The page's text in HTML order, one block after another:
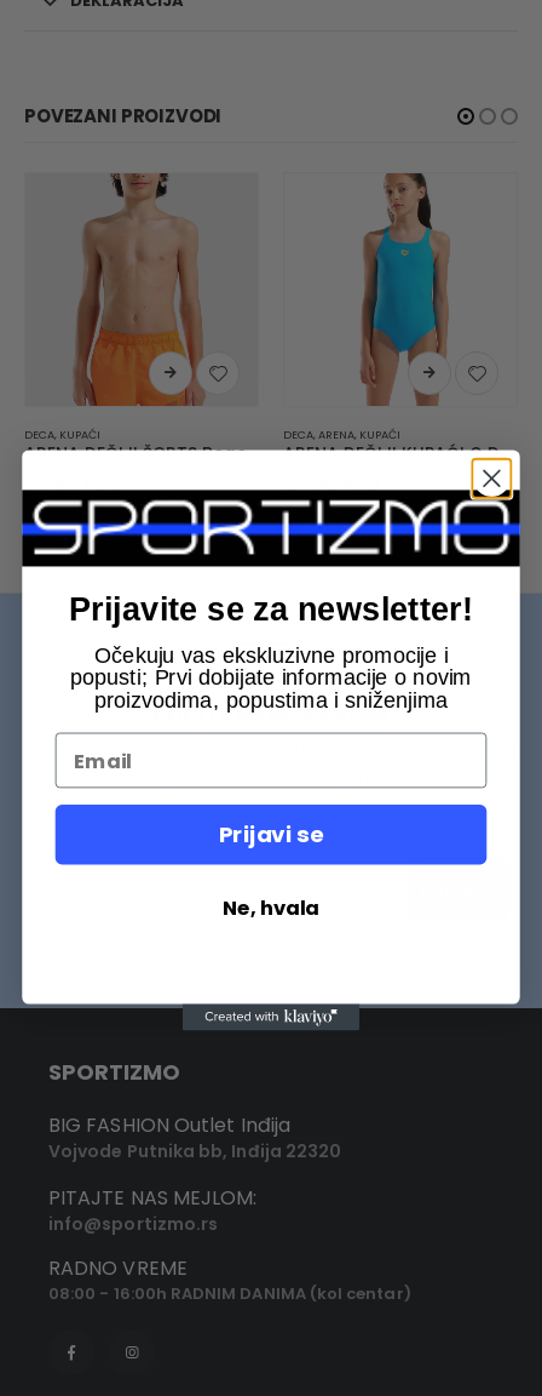
POVEZANI PROIZVODI
DECA, KUPAĆI
ARENA DEČIJI ŠORTS Beach Short Logo R
2.990RSD
10-11 12-13 14-15 6-7 8-9
DECA, ARENA, KUPAĆI
ARENA DEČIJI KUPAĆI G Dynamo Jr One Piece
2.790RSD
10-11 14-15 6-7 8-9
BUDITE MEĐU PRVIMA
Budite među prvih 75000+ Sportizmovaca da saznate šta
SPORTIZMO
BIG FASHION Outlet Inđija
Vojvode Putnika bb, Inđija 22320
PITAJTE NAS MEJLOM:
info@sportizmo.rs
RADNO VREME
08:00 - 16:00h RADNIM DANIMA (kol centar)
Prijavite se za newsletter!
Očekuju vas ekskluzivne promocije i
popusti; Prvi dobijate informacije o novim
proizvodima, popustima i sniženjima
Prijavi se
Ne, hvala